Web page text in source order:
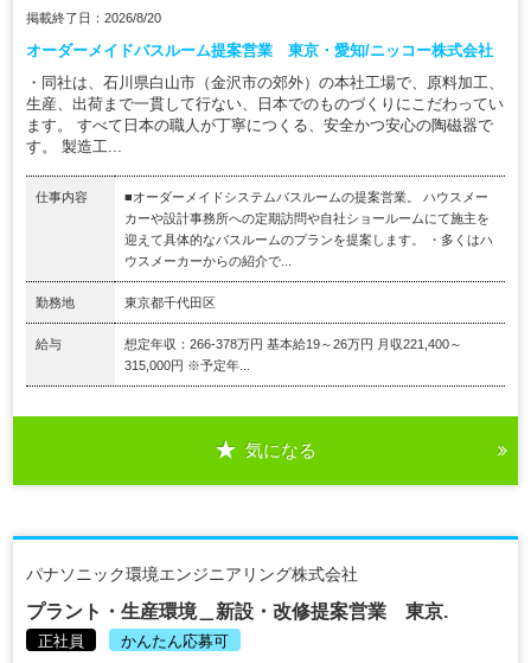
掲載終了日：2026/8/20
オーダーメイドバスルーム提案営業 東京・愛知/ニッコー株式会社
・同社は、石川県白山市（金沢市の郊外）の本社工場で、原料加工、
生産、出荷まで一貫して行ない、日本でのものづくりにこだわってい
ます。 すべて日本の職人が丁寧につくる、安全かつ安心の陶磁器で
す。 製造工...
仕事内容
■オーダーメイドシステムバスルームの提案営業。 ハウスメー
カーや設計事務所への定期訪問や自社ショールームにて施主を
迎えて具体的なバスルームのプランを提案します。 ・多くはハ
ウスメーカーからの紹介で...
勤務地 東京都千代田区
給与
想定年収：266-378万円 基本給19～26万円 月収221,400～
315,000円 ※予定年...
気になる
パナソニック環境エンジニアリング株式会社
プラント・生産環境＿新設・改修提案営業 東京.
正社員 かんたん応募可